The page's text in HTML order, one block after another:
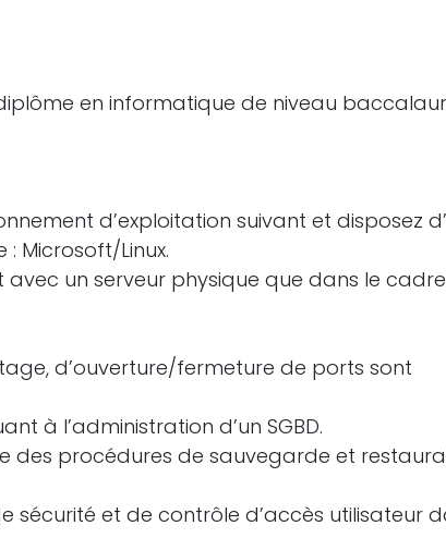
en informatique de niveau
d’exploitation suivant et disposez
Microsoft/Linux.
un serveur physique que dans le cadre
d’ouverture/fermeture de ports sont
à l’administration d’un SGBD.
des procédures de sauvegarde et
sécurité et de contrôle d’accès utilisateur